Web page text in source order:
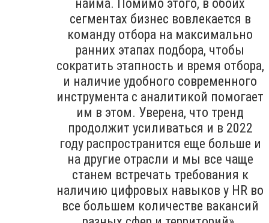
найма. Помимо этого, в обоих
сегментах бизнес вовлекается в
команду отбора на максимально
ранних этапах подбора, чтобы
сократить этапность и время отбора,
и наличие удобного современного
инструмента с аналитикой помогает
им в этом. Уверена, что тренд
продолжит усиливаться и в 2022
году распространится еще больше и
на другие отрасли и мы все чаще
станем встречать требования к
наличию цифровых навыков у HR во
все большем количестве вакансий